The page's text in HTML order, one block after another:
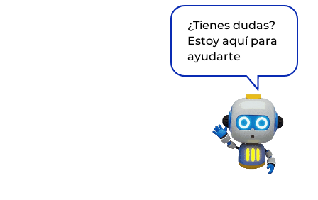
¿Tienes dudas?
Estoy aquí para
ayudarte